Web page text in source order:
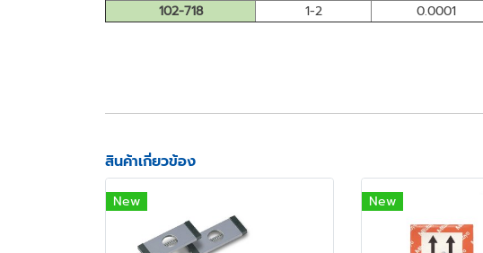
102-718
1-2 0.0001
สินค้าเกี่ยวข้อง
New New